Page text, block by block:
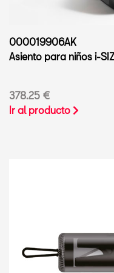
000019906AK
Asiento para niños i-
378.25 €
Ir al producto